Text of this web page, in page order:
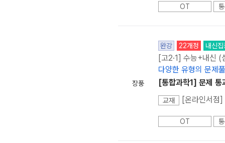
OT
장풍
완강 22개정 내신집
[고2·1] 수능+내신 (
다양한 유형의 문제
[통합과학1] 문제 통
교재
OT